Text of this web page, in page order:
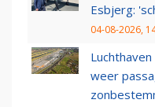
Esbjerg:
04-08-2026,
weer